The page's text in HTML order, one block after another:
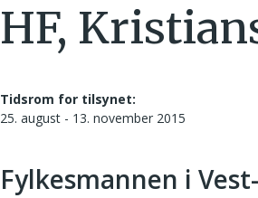
HF,
Tidsrom for tilsynet:
25. august - 13. november 2015
Fylkesmannen i